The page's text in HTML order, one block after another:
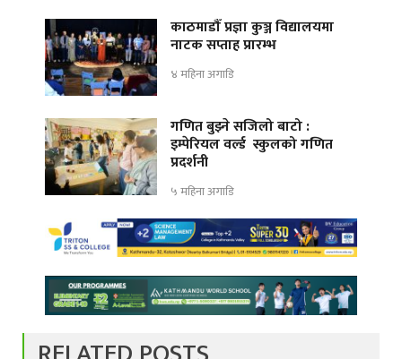
काठमाडौँ प्रज्ञा कुञ्ज विद्यालयमा
नाटक सप्ताह प्रारम्भ
४ महिना अगाडि
गणित बुझ्ने सजिलो बाटो :
इम्पेरियल वर्ल्ड स्कुलको गणित
प्रदर्शनी
५ महिना अगाडि